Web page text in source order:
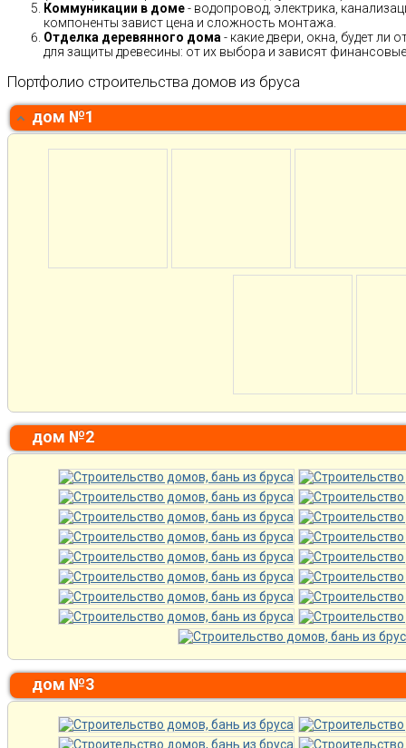
Коммуникации в доме- водопровод, электрика,
компоненты завист цена и сложность монтажа.
Отделка деревянного дома - какие двери, окна, будет
для защиты древесины: от их выбора и зависят
Портфолио строительства домов из бруса
дом №1
дом №2
дом №3